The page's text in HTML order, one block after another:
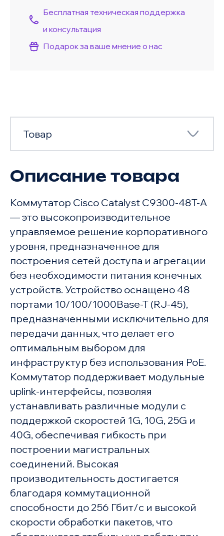
Бесплатная техническая поддержка
и консультация
Подарок за ваше мнение о нас
Товар
Товар
Характеристики
Описание товара
Коммутатор Cisco Catalyst C9300-48T-A
— это высокопроизводительное
управляемое решение корпоративного
уровня, предназначенное для
построения сетей доступа и агрегации
без необходимости питания конечных
устройств. Устройство оснащено 48
портами 10/100/1000Base-T (RJ-45),
предназначенными исключительно для
передачи данных, что делает его
оптимальным выбором для
инфраструктур без использования PoE.
Коммутатор поддерживает модульные
uplink-интерфейсы, позволяя
устанавливать различные модули с
поддержкой скоростей 1G, 10G, 25G и
40G, обеспечивая гибкость при
построении магистральных
соединений. Высокая
производительность достигается
благодаря коммутационной
способности до 256 Гбит/с и высокой
скорости обработки пакетов, что